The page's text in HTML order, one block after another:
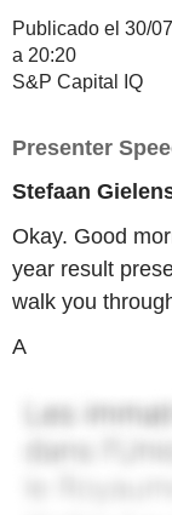
Publicado el 30/
a 20:20
S&P Capital IQ
Presenter
Stefaan
Okay. Good
year result
walk you
A